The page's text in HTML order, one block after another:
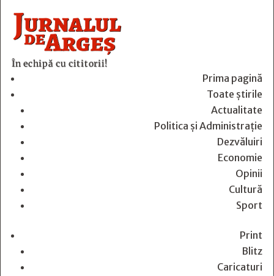
În echipă cu cititorii!
Prima pagină
Toate știrile
Actualitate
Politica și Administrație
Dezvăluiri
Economie
Opinii
Cultură
Sport
Print
Blitz
Caricaturi